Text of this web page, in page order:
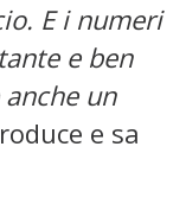
E i numeri
e ben
un
e sa